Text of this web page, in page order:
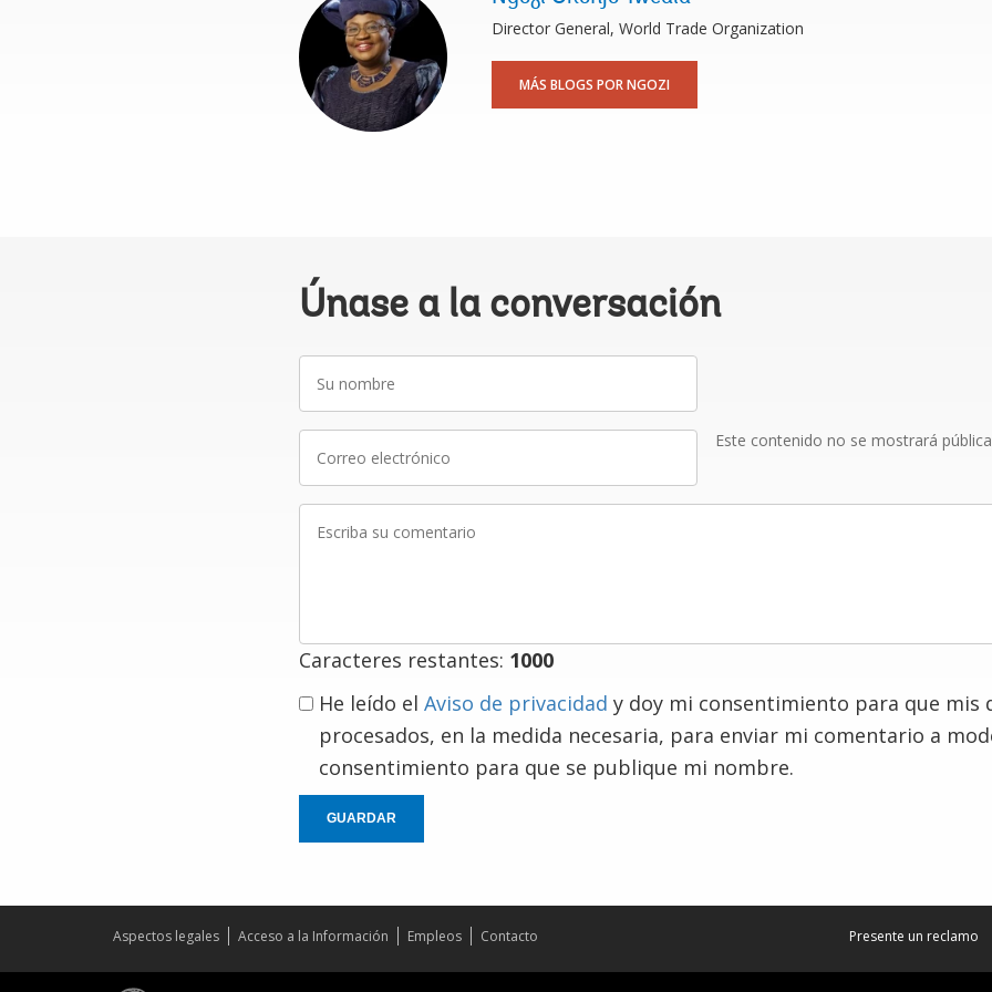
Director General, World Trade Organization
MÁS BLOGS POR NGOZI
Únase a la conversación
Su
nombre
Correo
electrónico
Este contenido no se mostrará
Escriba
Caracteres restantes: 1000
He leído el Aviso de privacidad y doy mi consentimiento para que mis
procesados, en la medida necesaria, para enviar mi comentario a
consentimiento para que se publique mi nombre.
GUARDAR
Aspectos legales Acceso a la Información Empleos Contacto Presente un reclamo